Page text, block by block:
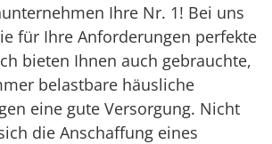
Ihre Nr. 1! Bei uns
für Ihre Anforderungen perfekte
bieten Ihnen auch gebrauchte,
belastbare häusliche
eine gute Versorgung. Nicht
die Anschaffung eines